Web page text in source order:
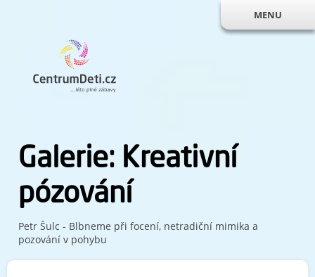
MENU
Galerie: Kreativní
pózování
Petr Šulc - Blbneme při focení, netradiční mimika a
pozování v pohybu